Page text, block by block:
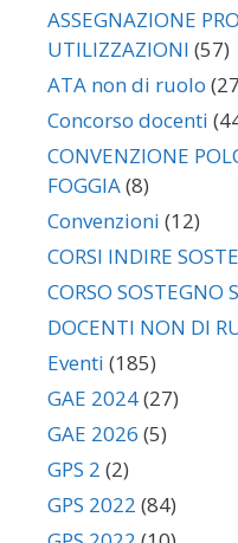
ASSEGNAZIONE
UTILIZZAZIONI (57)
ATA non di ruolo
Concorso docenti
CONVENZIONE
FOGGIA(8)
Convenzioni (12)
CORSI INDIRE
CORSO SOSTEGNO
DOCENTI NON DI
Eventi (185)
GAE 2024(27)
GAE 2026 (5)
GPS 2 (2)
GPS 2022 (84)